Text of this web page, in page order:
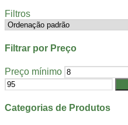
Filtros
Filtrar por Preço
Preço mínimo
Categorias de Produtos